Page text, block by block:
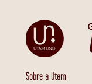
Sobre a Utam